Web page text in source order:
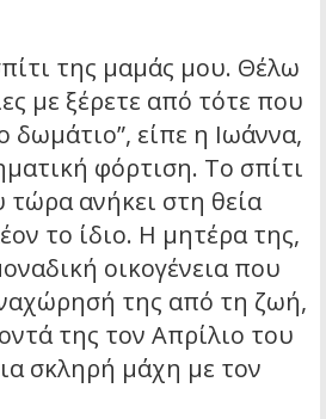
της μαμάς μου. Θέλω
με ξέρετε από τότε που
δωμάτιο”, είπε η Ιωάννα,
φόρτιση. Το σπίτι
τώρα ανήκει στη θεία
το ίδιο. Η μητέρα της,
οικογένεια που
της από τη ζωή,
της τον Απρίλιο του
σκληρή μάχη με τον